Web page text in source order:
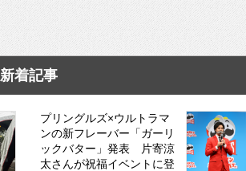
新着記事
プリングルズ×ウルトラマ
ンの新フレーバー「ガーリ
ックバター」発表 片寄涼
太さんが祝福イベントに登